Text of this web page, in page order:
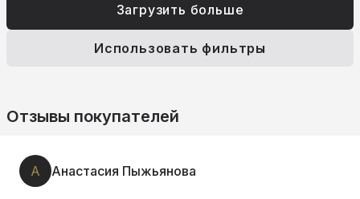
Загрузить больше
Использовать фильтры
Отзывы покупателей
А Анастасия Пыжьянова